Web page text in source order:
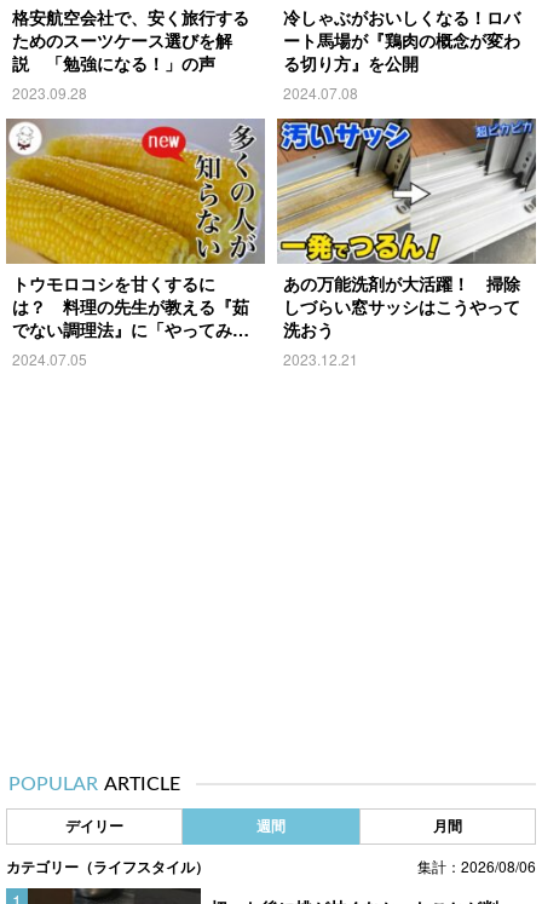
格安航空会社で、安く旅行する
ためのスーツケース選びを解
説 「勉強になる！」の声
2023.09.28
冷しゃぶがおいしくなる！ロバ
ート馬場が『鶏肉の概念が変わ
る切り方』を公開
2024.07.08
トウモロコシを甘くするに
は？ 料理の先生が教える『茹
でない調理法』に「やってみ
る」の声
2024.07.05
あの万能洗剤が大活躍！ 掃除
しづらい窓サッシはこうやって
洗おう
2023.12.21
POPULAR ARTICLE
デイリー 週間 月間
カテゴリー（ライフスタイル） 集計：2026/08/06